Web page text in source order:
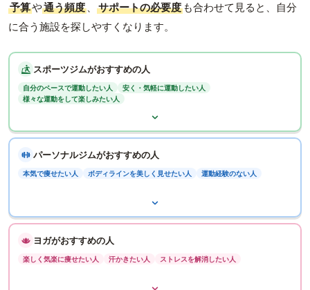
予算や通う頻度 、 サポートの必要度 も合わせて見ると、自分
に合う施設を探しやすくなります。
スポーツジムがおすすめの人
自分のペースで運動したい人
安く・気軽に運動したい人
様々な運動をして楽しみたい人
パーソナルジムがおすすめの人
本気で痩せたい人 ボディラインを美しく見せたい人 運動経験のない人
ヨガがおすすめの人
楽しく気楽に痩せたい人 汗かきたい人 ストレスを解消したい人